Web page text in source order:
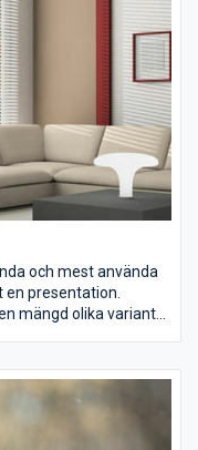
mått tillverkad skena
är tillverkade också i
på att anpassa
och mest använda
presentation.
mängd olika varianter
klarar av att täcka
alla dessa typer
att styra en persienn
via en kul-kedje-